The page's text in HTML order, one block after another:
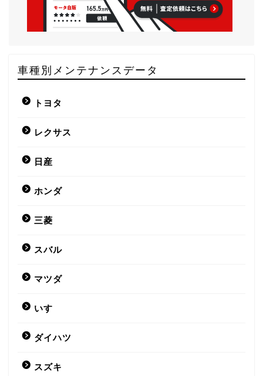
車種別メンテナンスデータ
トヨタ
レクサス
日産
ホンダ
三菱
スバル
マツダ
いすゞ
ダイハツ
スズキ